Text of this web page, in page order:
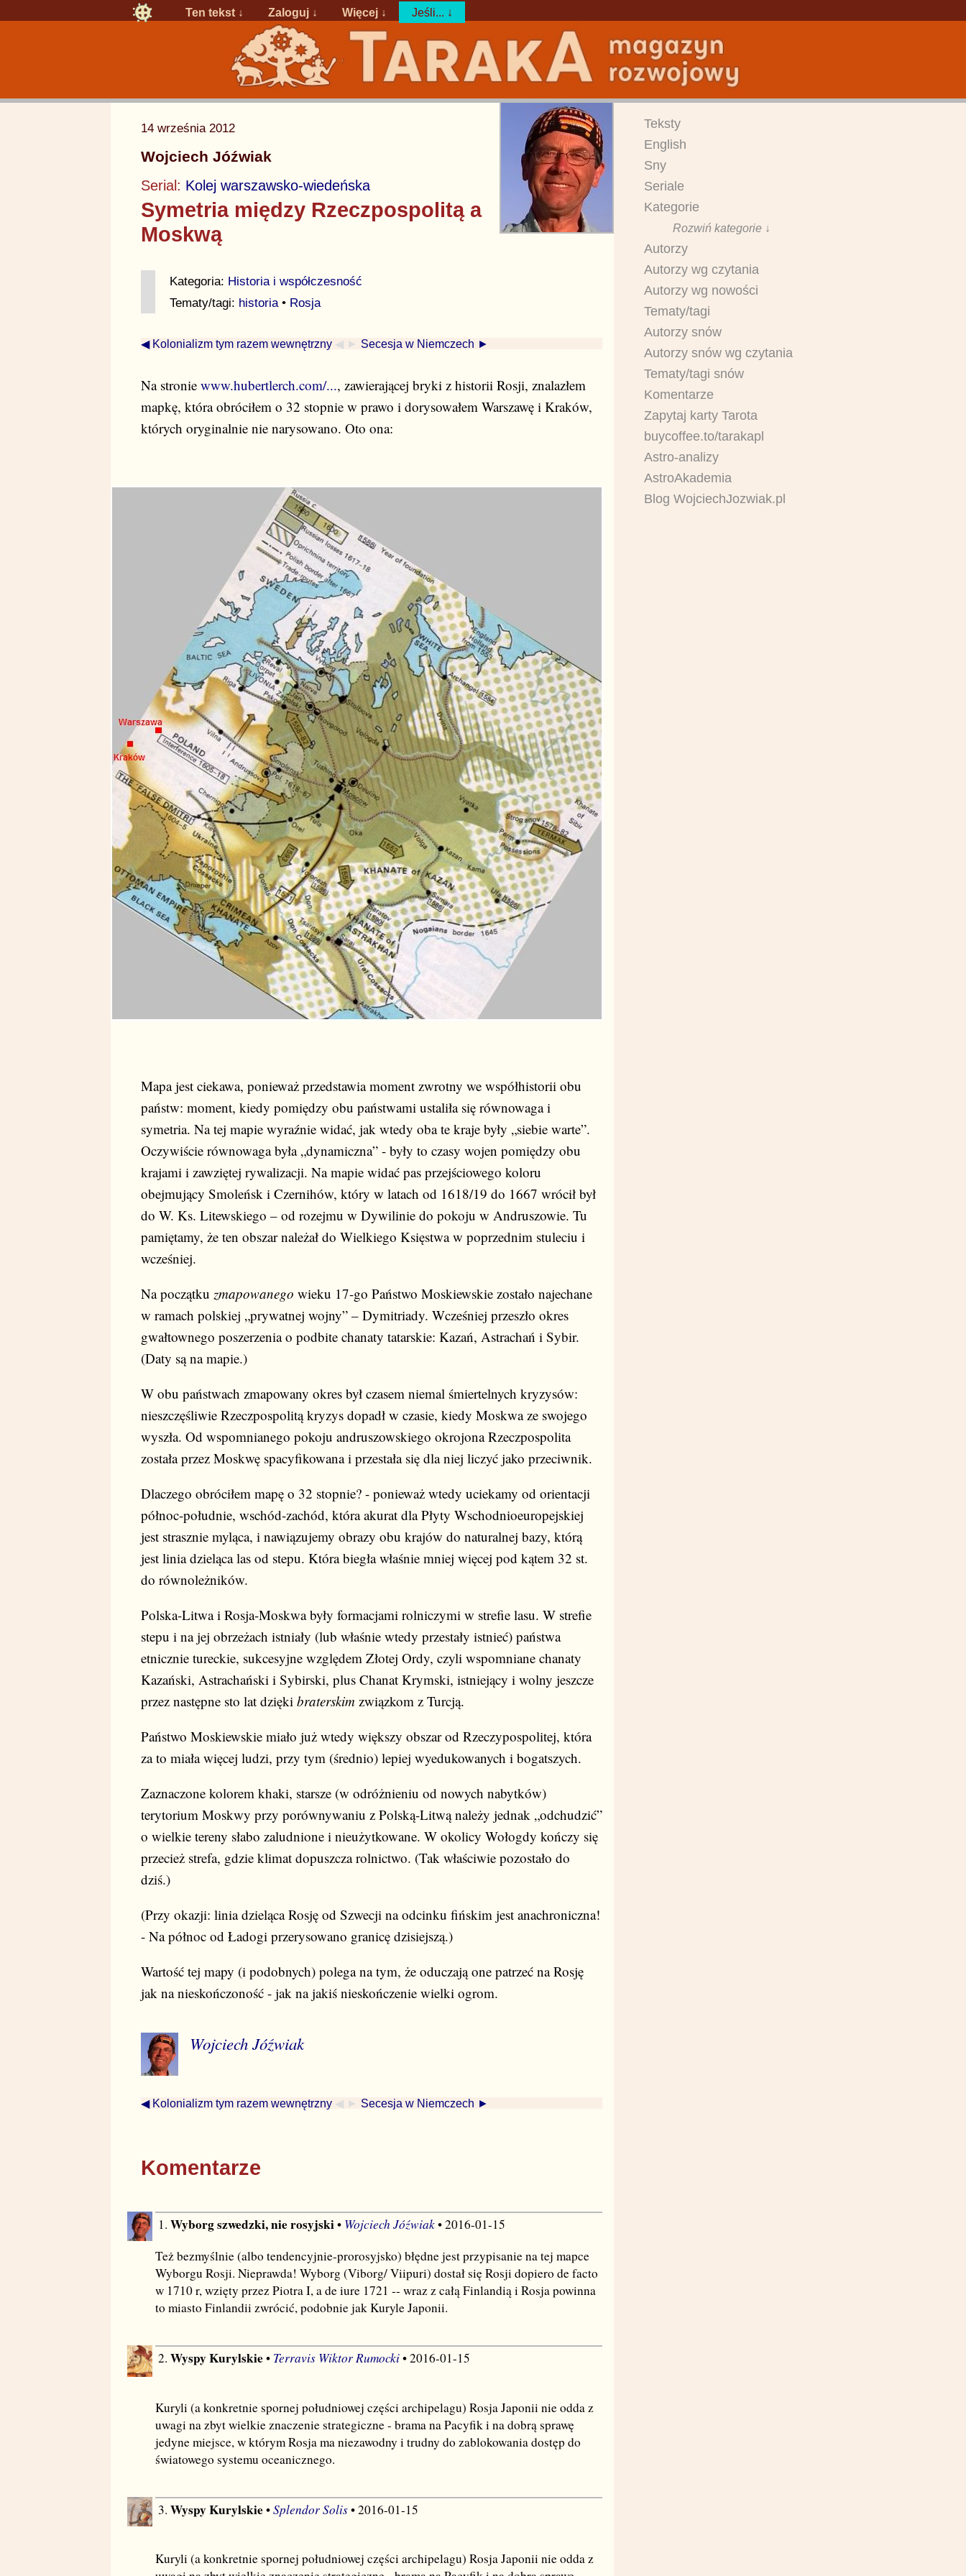
Ten tekst ↓ Zaloguj ↓ Więcej ↓ Jeśli... ↓
14 września 2012
Wojciech Jóźwiak
Serial: Kolej warszawsko-wiedeńska
Symetria między Rzeczpospolitą a
Moskwą
Kategoria: Historia i współczesność
Tematy/tagi: historia • Rosja
◀ Kolonializm tym razem wewnętrzny ◀ ► Secesja w Niemczech ►
Na stronie www.hubertlerch.com/..., zawierającej bryki z historii Rosji, znalazłem
mapkę, która obróciłem o 32 stopnie w prawo i dorysowałem Warszawę i Kraków,
których oryginalnie nie narysowano. Oto ona:
Mapa jest ciekawa, ponieważ przedstawia moment zwrotny we współhistorii obu
państw: moment, kiedy pomiędzy obu państwami ustaliła się równowaga i
symetria. Na tej mapie wyraźnie widać, jak wtedy oba te kraje były „siebie warte”.
Oczywiście równowaga była „dynamiczna” - były to czasy wojen pomiędzy obu
krajami i zawziętej rywalizacji. Na mapie widać pas przejściowego koloru
obejmujący Smoleńsk i Czernihów, który w latach od 1618/19 do 1667 wrócił był
do W. Ks. Litewskiego – od rozejmu w Dywilinie do pokoju w Andruszowie. Tu
pamiętamy, że ten obszar należał do Wielkiego Księstwa w poprzednim stuleciu i
wcześniej.
Na początku zmapowanego wieku 17-go Państwo Moskiewskie zostało najechane
w ramach polskiej „prywatnej wojny” – Dymitriady. Wcześniej przeszło okres
gwałtownego poszerzenia o podbite chanaty tatarskie: Kazań, Astrachań i Sybir.
(Daty są na mapie.)
W obu państwach zmapowany okres był czasem niemal śmiertelnych kryzysów:
nieszczęśliwie Rzeczpospolitą kryzys dopadł w czasie, kiedy Moskwa ze swojego
wyszła. Od wspomnianego pokoju andruszowskiego okrojona Rzeczpospolita
została przez Moskwę spacyfikowana i przestała się dla niej liczyć jako przeciwnik.
Dlaczego obróciłem mapę o 32 stopnie? - ponieważ wtedy uciekamy od orientacji
północ-południe, wschód-zachód, która akurat dla Płyty Wschodnioeuropejskiej
jest strasznie myląca, i nawiązujemy obrazy obu krajów do naturalnej bazy, którą
jest linia dzieląca las od stepu. Która biegła właśnie mniej więcej pod kątem 32 st.
do równoleżników.
Polska-Litwa i Rosja-Moskwa były formacjami rolniczymi w strefie lasu. W strefie
stepu i na jej obrzeżach istniały (lub właśnie wtedy przestały istnieć) państwa
etnicznie tureckie, sukcesyjne względem Złotej Ordy, czyli wspomniane chanaty
Kazański, Astrachański i Sybirski, plus Chanat Krymski, istniejący i wolny jeszcze
przez następne sto lat dzięki braterskim związkom z Turcją.
Państwo Moskiewskie miało już wtedy większy obszar od Rzeczypospolitej, która
za to miała więcej ludzi, przy tym (średnio) lepiej wyedukowanych i bogatszych.
Zaznaczone kolorem khaki, starsze (w odróżnieniu od nowych nabytków)
terytorium Moskwy przy porównywaniu z Polską-Litwą należy jednak „odchudzić”
o wielkie tereny słabo zaludnione i nieużytkowane. W okolicy Wołogdy kończy się
przecież strefa, gdzie klimat dopuszcza rolnictwo. (Tak właściwie pozostało do
dziś.)
(Przy okazji: linia dzieląca Rosję od Szwecji na odcinku fińskim jest anachroniczna!
- Na północ od Ładogi przerysowano granicę dzisiejszą.)
Wartość tej mapy (i podobnych) polega na tym, że oduczają one patrzeć na Rosję
jak na nieskończoność - jak na jakiś nieskończenie wielki ogrom.
Wojciech Jóźwiak
◀ Kolonializm tym razem wewnętrzny ◀ ► Secesja w Niemczech ►
Komentarze
1. Wyborg szwedzki, nie rosyjski• Wojciech Jóźwiak• 2016-01-15
Też bezmyślnie (albo tendencyjnie-prorosyjsko) błędne jest przypisanie na tej mapce
Wyborgu Rosji. Nieprawda! Wyborg (Viborg/ Viipuri) dostał się Rosji dopiero de facto
w 1710 r, wzięty przez Piotra I, a de iure 1721 -- wraz z całą Finlandią i Rosja powinna
to miasto Finlandii zwrócić, podobnie jak Kuryle Japonii.
2. Wyspy Kurylskie• Terravis Wiktor Rumocki• 2016-01-15
Kuryli (a konkretnie spornej południowej części archipelagu) Rosja Japonii nie odda z
uwagi na zbyt wielkie znaczenie strategiczne - brama na Pacyfik i na dobrą sprawę
jedyne miejsce, w którym Rosja ma niezawodny i trudny do zablokowania dostęp do
światowego systemu oceanicznego.
3. Wyspy Kurylskie•Splendor Solis• 2016-01-15
Kuryli (a konkretnie spornej południowej części archipelagu) Rosja Japonii nie odda z
Teksty
English
Sny
Seriale
Kategorie
Rozwiń kategorie ↓
Autorzy
Autorzy wg czytania
Autorzy wg nowości
Tematy/tagi
Autorzy snów
Autorzy snów wg czytania
Tematy/tagi snów
Komentarze
Zapytaj karty Tarota
buycoffee.to/tarakapl
Astro-analizy
AstroAkademia
Blog WojciechJozwiak.pl